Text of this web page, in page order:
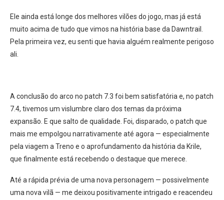
Ele ainda está longe dos melhores vilões do jogo, mas já está
muito acima de tudo que vimos na história base da Dawntrail.
Pela primeira vez, eu senti que havia alguém realmente perigoso
ali.
A conclusão do arco no patch 7.3 foi bem satisfatória e, no patch
7.4, tivemos um vislumbre claro dos temas da próxima
expansão. E que salto de qualidade. Foi, disparado, o patch que
mais me empolgou narrativamente até agora — especialmente
pela viagem a Treno e o aprofundamento da história da Krile,
que finalmente está recebendo o destaque que merece.
Até a rápida prévia de uma nova personagem — possivelmente
uma nova vilã — me deixou positivamente intrigado e reacendeu